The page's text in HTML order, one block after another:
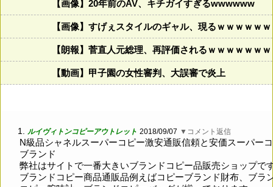
【画像】20年前のAV、キチガイすぎるwwwwww
【画像】すげぇスタイルのギャル、現るｗｗｗｗｗ
【朗報】菅直人元総理、再評価されるｗｗｗｗｗｗ
【動画】甲子園の女性審判、大誤審で炎上
1. ルイヴィトンコピーアウトレット 2018/09/07 ▼コメント返信
N級品シャネルスーパーコピー激安通販信頼と安価スーパー
ブランド
弊社はサイトで一番大きいブランドコピー品販売ショップで
ブランドコピー商品通販品例えばコピーブランド財布、ブラ